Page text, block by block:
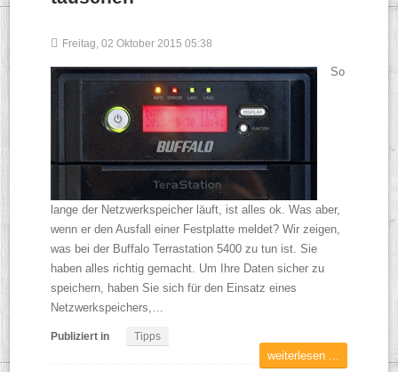
Freitag, 02 Oktober 2015 05:38
So
lange der Netzwerkspeicher läuft, ist alles ok. Was aber,
wenn er den Ausfall einer Festplatte meldet? Wir zeigen,
was bei der Buffalo Terrastation 5400 zu tun ist. Sie
haben alles richtig gemacht. Um Ihre Daten sicher zu
speichern, haben Sie sich für den Einsatz eines
Netzwerkspeichers,…
Publiziert in Tipps
weiterlesen ...